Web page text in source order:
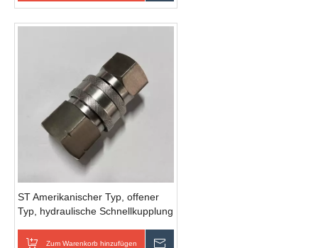
ST Amerikanischer Typ, offener
Typ, hydraulische Schnellkupplung
Zweihandbedienung ohne Ventil
Zum Warenkorb hinzufügen